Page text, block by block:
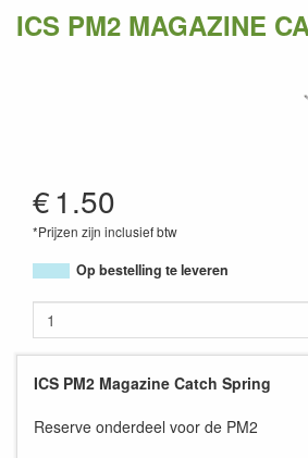
ICS PM2 MAGAZINE
€1.50
*Prijzen zijn inclusief btw
Op bestelling te leveren
ICS PM2 Magazine Catch Spring
Reserve onderdeel voor de PM2